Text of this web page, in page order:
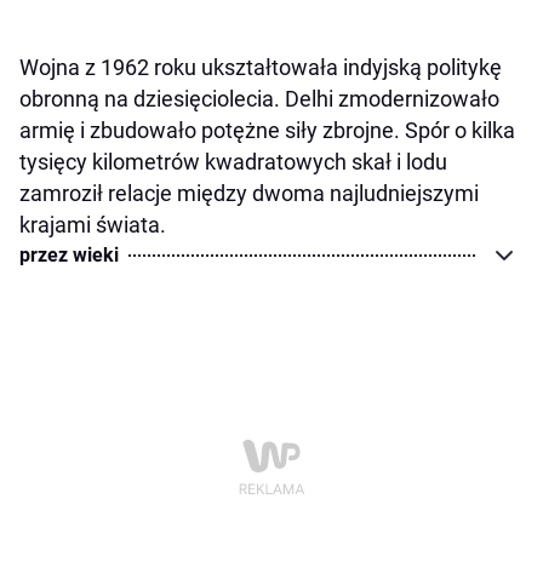
Wojna z 1962 roku ukształtowała indyjską politykę
obronną na dziesięciolecia. Delhi zmodernizowało
armię i zbudowało potężne siły zbrojne. Spór o kilka
tysięcy kilometrów kwadratowych skał i lodu
zamroził relacje między dwoma najludniejszymi
krajami świata.
przez wieki